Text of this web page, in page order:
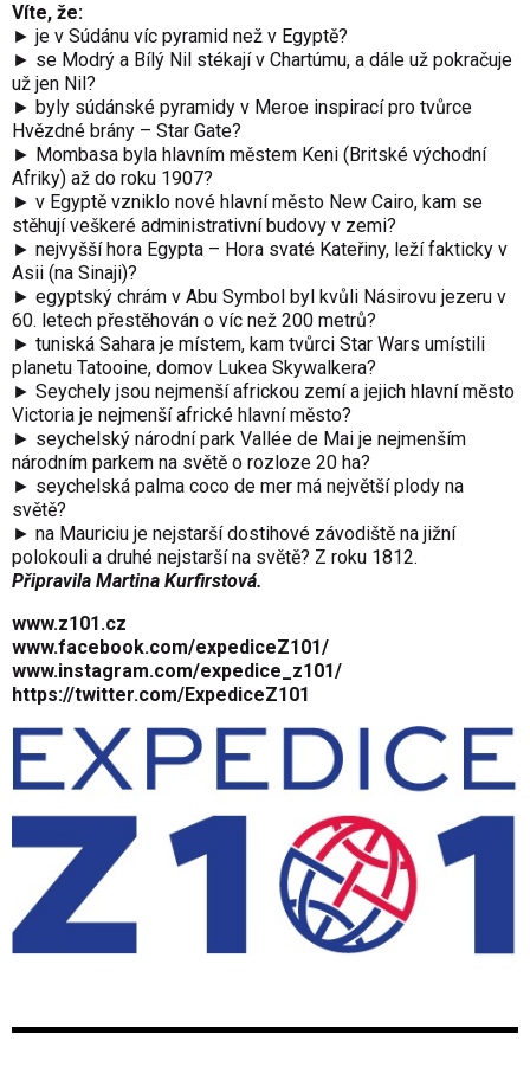
Víte, že:
► je v Súdánu víc pyramid než v Egyptě?
► se Modrý a Bílý Nil stékají v Chartúmu, a dále už pokračuje
už jen Nil?
► byly súdánské pyramidy v Meroe inspirací pro tvůrce
Hvězdné brány – Star Gate?
► Mombasa byla hlavním městem Keni (Britské východní
Afriky) až do roku 1907?
► v Egyptě vzniklo nové hlavní město New Cairo, kam se
stěhují veškeré administrativní budovy v zemi?
► nejvyšší hora Egypta – Hora svaté Kateřiny, leží fakticky v
Asii (na Sinaji)?
► egyptský chrám v Abu Symbol byl kvůli Násirovu jezeru v
60. letech přestěhován o víc než 200 metrů?
► tuniská Sahara je místem, kam tvůrci Star Wars umístili
planetu Tatooine, domov Lukea Skywalkera?
► Seychely jsou nejmenší africkou zemí a jejich hlavní město
Victoria je nejmenší africké hlavní město?
► seychelský národní park Vallée de Mai je nejmenším
národním parkem na světě o rozloze 20 ha?
► seychelská palma coco de mer má největší plody na
světě?
► na Mauriciu je nejstarší dostihové závodiště na jižní
polokouli a druhé nejstarší na světě? Z roku 1812.
Připravila Martina Kurfirstová.
www.z101.cz
www.facebook.com/expediceZ101/
www.instagram.com/expedice_z101/
https://twitter.com/ExpediceZ101